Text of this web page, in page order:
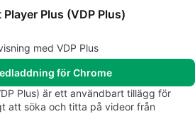
Plus (VDP Plus)
med VDP Plus
för Chrome
Plus) är ett användbart tillägg för
att söka och titta på videor från